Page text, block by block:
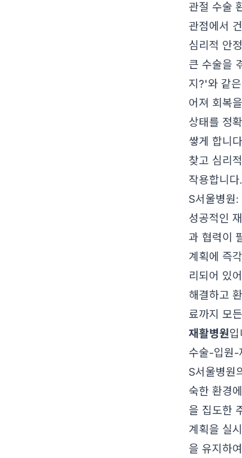
관절 수술
관점에서
심리적 안
큰 수술을
지?'와 같
어져 회복
상태를 정
쌓게 합니
찾고 심리
작용합니다.
S서울병원
성공적인
과 협력이
계획에 즉
리되어 있
해결하고
료까지 모
재활병원입
수술-입원-
S서울병원
숙한 환경
을 집도한
계획을 실
을 유지하